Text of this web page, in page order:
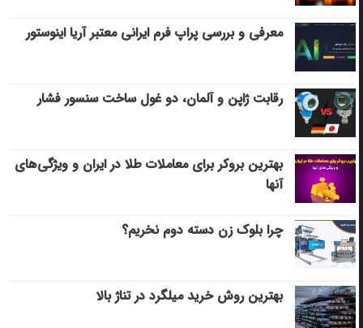
معرفی و بررسی پراپ فرم ایرانی معتبر آریا اینوستور
رقابت ژاپن و آلمان، دو غول ساخت سنسور فشار
بهترین بروکر برای معاملات طلا در ایران و ویژگی‌های
آنها
چرا بلوک زن دسته دوم نخریم؟
بهترین روش خرید میلگرد در تناژ بالا